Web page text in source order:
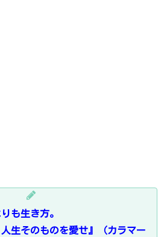
も生き方。
人生そのものを愛せ』（カラマー